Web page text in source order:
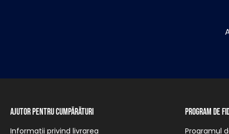
Ajutor pentru cumpărături
Informații privind livrarea
Program de
Programul